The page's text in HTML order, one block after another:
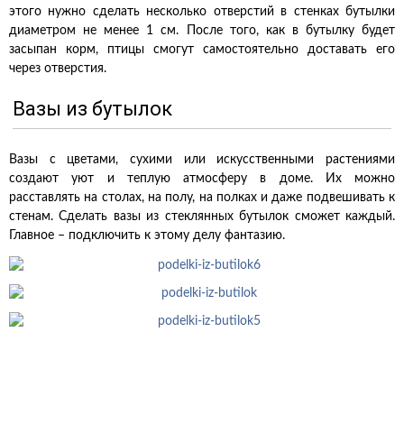
этого нужно сделать несколько отверстий в стенках бутылки
диаметром не менее 1 см. После того, как в бутылку будет
засыпан корм, птицы смогут самостоятельно доставать его
через отверстия.
Вазы из бутылок
Вазы с цветами, сухими или искусственными растениями
создают уют и теплую атмосферу в доме. Их можно
расставлять на столах, на полу, на полках и даже подвешивать к
стенам. Сделать вазы из стеклянных бутылок сможет каждый.
Главное – подключить к этому делу фантазию.